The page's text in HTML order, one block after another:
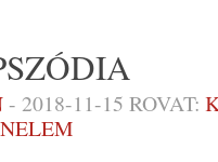
- 2018-11-15 ROVAT: